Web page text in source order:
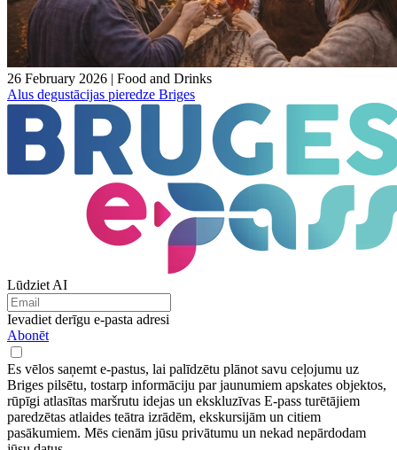
26 February 2026 | Food and Drinks
Alus degustācijas pieredze Briges
Lūdziet AI
Ievadiet derīgu e-pasta adresi
Abonēt
Es vēlos saņemt e-pastus, lai palīdzētu plānot savu ceļojumu uz
Briges pilsētu, tostarp informāciju par jaunumiem apskates objektos,
rūpīgi atlasītas maršrutu idejas un ekskluzīvas E-pass turētājiem
paredzētas atlaides teātra izrādēm, ekskursijām un citiem
pasākumiem. Mēs cienām jūsu privātumu un nekad nepārdodam